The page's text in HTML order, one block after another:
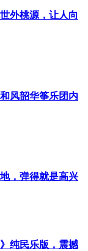
外桃源，让人向
风韶华筝乐团内
，弹得就是高兴
纯民乐版，震撼